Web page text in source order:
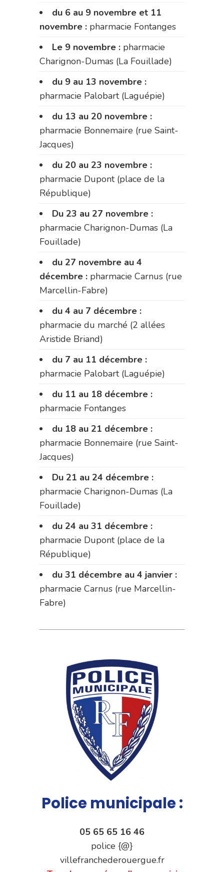
du 6 au 9 novembre et 11
novembre : pharmacie Fontanges
Le 9 novembre : pharmacie
Charignon-Dumas (La Fouillade)
du 9 au 13 novembre :
pharmacie Palobart (Laguépie)
du 13 au 20 novembre :
pharmacie Bonnemaire (rue Saint-
Jacques)
du 20 au 23 novembre :
pharmacie Dupont (place de la
République)
Du 23 au 27 novembre :
pharmacie Charignon-Dumas (La
Fouillade)
du 27 novembre au 4
décembre : pharmacie Carnus (rue
Marcellin-Fabre)
du 4 au 7 décembre :
pharmacie du marché (2 allées
Aristide Briand)
du 7 au 11 décembre :
pharmacie Palobart (Laguépie)
du 11 au 18 décembre :
pharmacie Fontanges
du 18 au 21 décembre :
pharmacie Bonnemaire (rue Saint-
Jacques)
Du 21 au 24 décembre :
pharmacie Charignon-Dumas (La
Fouillade)
du 24 au 31 décembre :
pharmacie Dupont (place de la
République)
du 31 décembre au 4 janvier :
pharmacie Carnus (rue Marcellin-
Fabre)
Police municipale :
05 65 65 16 46
police {@}
villefranchederouergue.fr